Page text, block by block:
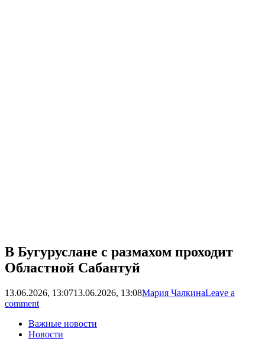
В Бугуруслане с размахом проходит
Областной Сабантуй
13.06.2026, 13:0713.06.2026, 13:08Мария ЧалкинаLeave a
comment
Важные новости
Новости